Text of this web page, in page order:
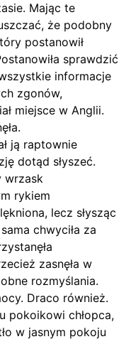
Mając te
że podobny
postanowił
sprawdzić
informacje
zgonów,
miejsce w Anglii.
ją raptownie
dotąd słyszeć.
wrzask
rykiem
lecz słysząc
chwyciła za
zasnęła w
rozmyślania.
Draco również.
pokoikowi chłopca,
w jasnym pokoju